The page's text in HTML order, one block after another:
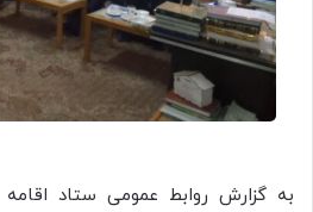
به گزارش روابط عمومی ستاد اقامه